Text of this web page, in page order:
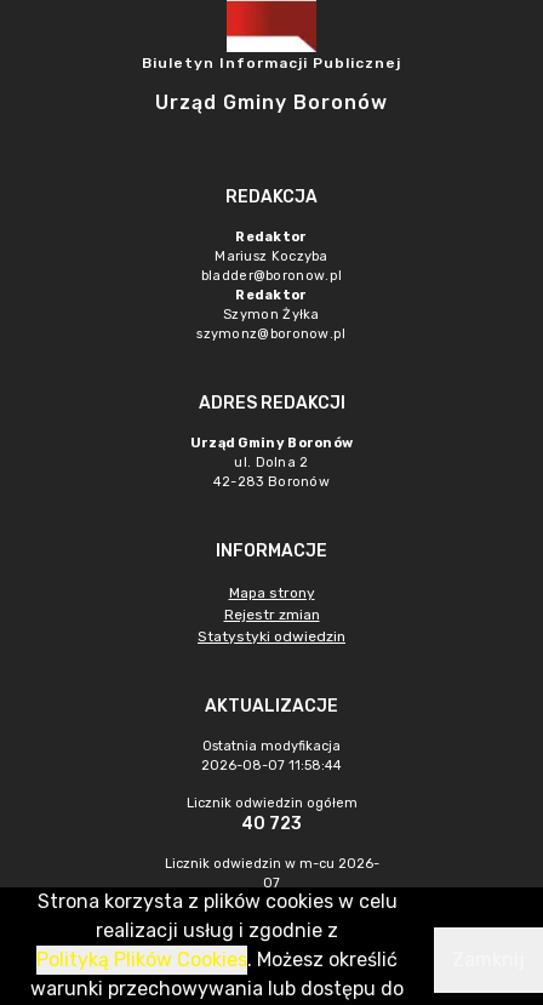
Biuletyn Informacji Publicznej
Urząd Gminy Boronów
REDAKCJA
Redaktor
Mariusz Koczyba
bladder@boronow.pl
Redaktor
Szymon Żyłka
szymonz@boronow.pl
ADRES REDAKCJI
Urząd Gminy Boronów
ul. Dolna 2
42-283 Boronów
INFORMACJE
Mapa strony
Rejestr zmian
Statystyki odwiedzin
AKTUALIZACJE
Ostatnia modyfikacja
2026-08-07 11:58:44
Licznik odwiedzin ogółem
40 723
Licznik odwiedzin w m-cu 2026-
07
360
CMS & Hosting: Nefeni Sp. z o.o.
Strona korzysta z plików cookies w celu
realizacji usług i zgodnie z
Polityką Plików Cookies. Możesz określić
warunki przechowywania lub dostępu do